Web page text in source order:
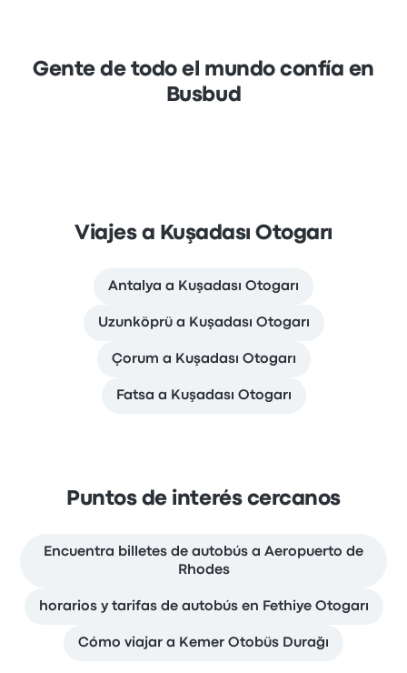
Gente de todo el mundo confía en
Busbud
Viajes a Kuşadası Otogarı
Antalya a Kuşadası Otogarı
Uzunköprü a Kuşadası Otogarı
Çorum a Kuşadası Otogarı
Fatsa a Kuşadası Otogarı
Puntos de interés cercanos
Encuentra billetes de autobús a Aeropuerto de
Rhodes
horarios y tarifas de autobús en Fethiye Otogarı
Cómo viajar a Kemer Otobüs Durağı